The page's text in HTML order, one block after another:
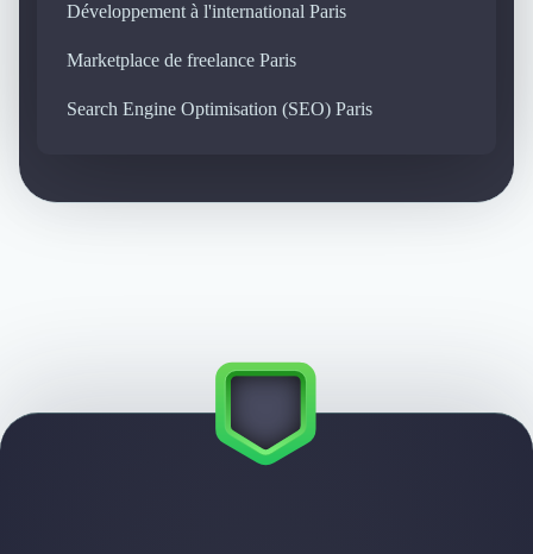
Développement à l'international Paris
Marketplace de freelance Paris
Search Engine Optimisation (SEO) Paris